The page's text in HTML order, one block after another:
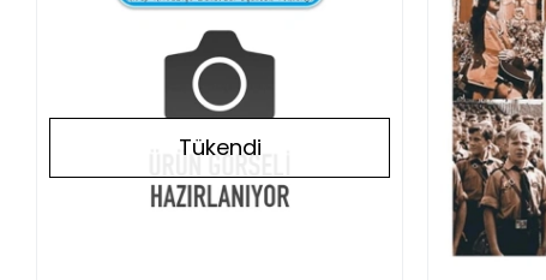
Tükendi